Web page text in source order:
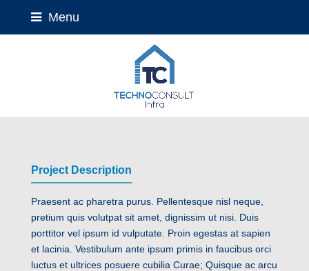
Menu
Project Description
Praesent ac pharetra purus. Pellentesque nisl neque,
pretium quis volutpat sit amet, dignissim ut nisi. Duis
porttitor vel ipsum id vulputate. Proin egestas at sapien
et lacinia. Vestibulum ante ipsum primis in faucibus orci
luctus et ultrices posuere cubilia Curae; Quisque ac arcu